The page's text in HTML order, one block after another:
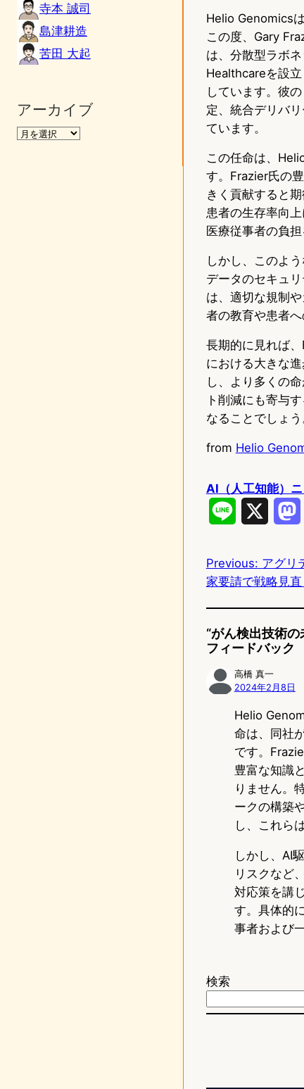
寺本 誠司
島津耕造
苦田 大起
アーカイブ
Helio Genomics
この度、Gary
は、分散型ラボ
Healthcareを設
しています。彼
定、統合デリバ
ています。
この任命は、
す。Frazier氏の
きく貢献すると
患者の生存率向
医療従事者の負
しかし、このよ
データのセキュ
は、適切な規制
者の教育や患者へ
長期的に見れば
における大きな
し、より多くの
ト削減にも寄与
なることでしょう
from Helio
AI（人工知能）
n
e
t
Previous: アグリ
家要請で戦略見
“がん検出技術
フィードバック
高橋 真一
2024年2月8日
Helio
命は、同社
です。
豊富な知識
りません。
ークの構築
し、これら
しかし、AI
リスクなど
対応策を講
す。具体的
事者および
検索